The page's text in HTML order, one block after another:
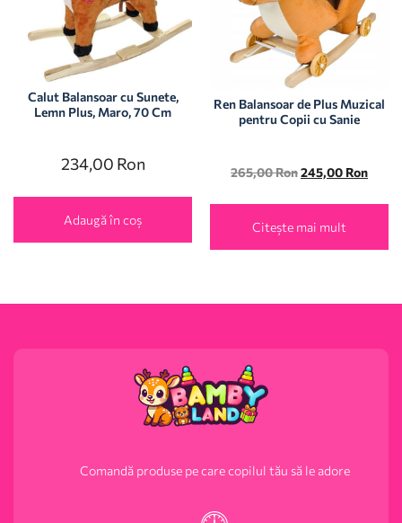
Calut Balansoar cu Sunete,
Lemn Plus, Maro, 70 Cm
234,00 Ron
Adaugă în coș
Ren Balansoar de Plus Muzical
pentru Copii cu Sanie
265,00Ron245,00 Ron
Citește mai mult
Comandă produse pe care copilul tău să le adore